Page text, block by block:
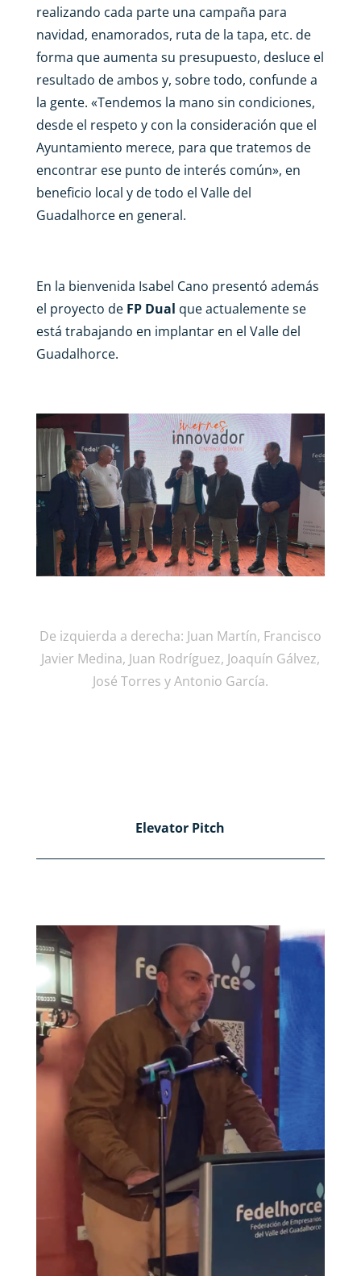
realizando cada parte una campaña para
navidad, enamorados, ruta de la tapa, etc. de
forma que aumenta su presupuesto, desluce el
resultado de ambos y, sobre todo, confunde a
la gente. «Tendemos la mano sin condiciones,
desde el respeto y con la consideración que el
Ayuntamiento merece, para que tratemos de
encontrar ese punto de interés común», en
beneficio local y de todo el Valle del
Guadalhorce en general.
En la bienvenida Isabel Cano presentó además
el proyecto de FP Dual que actualemente se
está trabajando en implantar en el Valle del
Guadalhorce.
De izquierda a derecha: Juan Martín, Francisco
Javier Medina, Juan Rodríguez, Joaquín Gálvez,
José Torres y Antonio García.
Elevator Pitch